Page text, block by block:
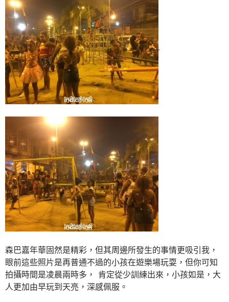
森巴嘉年華固然是精彩，但其周邊所發生的事情更吸引我，
眼前這些照片是再普通不過的小孩在遊樂場玩耍，但你可知
拍攝時間是凌晨兩時多， 肯定從少訓練出來，小孩如是，大
人更加由早玩到天亮，深感佩服。